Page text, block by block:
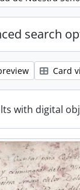
search
Card
with digital